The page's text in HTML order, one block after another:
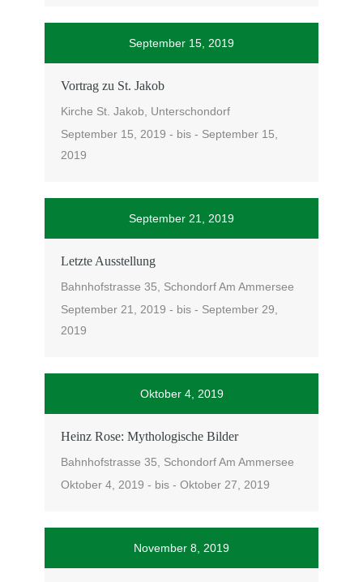
September 15, 2019
Vortrag zu St. Jakob
Kirche St. Jakob, Unterschondorf
September 15, 2019 - bis - September 15,
2019
September 21, 2019
Letzte Ausstellung
Bahnhofstrasse 35, Schondorf Am Ammersee
September 21, 2019 - bis - September 29,
2019
Oktober 4, 2019
Heinz Rose: Mythologische Bilder
Bahnhofstrasse 35, Schondorf Am Ammersee
Oktober 4, 2019 - bis - Oktober 27, 2019
November 8, 2019